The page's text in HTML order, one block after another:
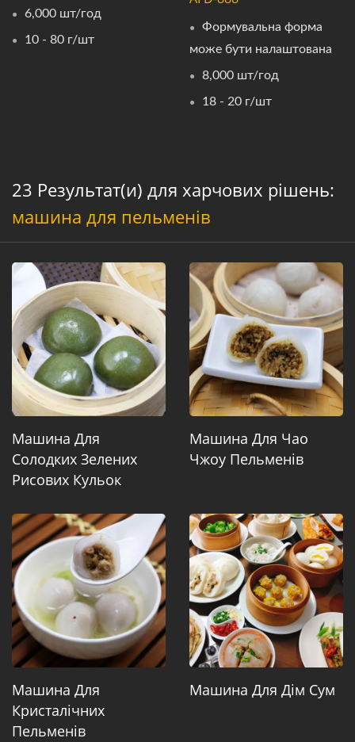
6,000 шт/год
10 - 80 г/шт
Формувальна форма
може бути налаштована
8,000 шт/год
18 - 20 г/шт
23 Результат(и) для харчових рішень:
машина для пельменів
Машина Для
Солодких Зелених
Рисових Кульок
Машина Для Чао
Чжоу Пельменів
Машина Для
Кристалічних
Пельменів
Машина Для Дім Сум